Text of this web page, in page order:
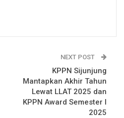
NEXT POST
KPPN Sijunjung
Mantapkan Akhir Tahun
Lewat LLAT 2025 dan
KPPN Award Semester I
2025